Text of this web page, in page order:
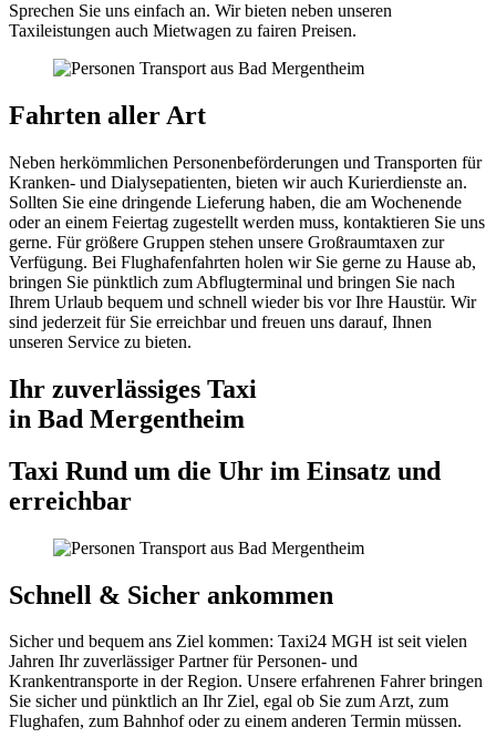
Sprechen Sie uns einfach an. Wir bieten neben unseren
Taxileistungen auch Mietwagen zu fairen Preisen.
Fahrten aller Art
Neben herkömmlichen Personenbeförderungen und Transporten für
Kranken- und Dialysepatienten, bieten wir auch Kurierdienste an.
Sollten Sie eine dringende Lieferung haben, die am Wochenende
oder an einem Feiertag zugestellt werden muss, kontaktieren Sie uns
gerne. Für größere Gruppen stehen unsere Großraumtaxen zur
Verfügung. Bei Flughafenfahrten holen wir Sie gerne zu Hause ab,
bringen Sie pünktlich zum Abflugterminal und bringen Sie nach
Ihrem Urlaub bequem und schnell wieder bis vor Ihre Haustür. Wir
sind jederzeit für Sie erreichbar und freuen uns darauf, Ihnen
unseren Service zu bieten.
Ihr zuverlässiges Taxi
in Bad Mergentheim
Taxi Rund um die Uhr im Einsatz und
erreichbar
Schnell & Sicher ankommen
Sicher und bequem ans Ziel kommen: Taxi24 MGH ist seit vielen
Jahren Ihr zuverlässiger Partner für Personen- und
Krankentransporte in der Region. Unsere erfahrenen Fahrer bringen
Sie sicher und pünktlich an Ihr Ziel, egal ob Sie zum Arzt, zum
Flughafen, zum Bahnhof oder zu einem anderen Termin müssen.